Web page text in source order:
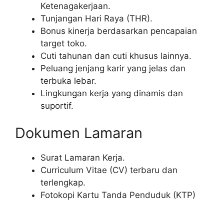
Ketenagakerjaan.
Tunjangan Hari Raya (THR).
Bonus kinerja berdasarkan pencapaian
target toko.
Cuti tahunan dan cuti khusus lainnya.
Peluang jenjang karir yang jelas dan
terbuka lebar.
Lingkungan kerja yang dinamis dan
suportif.
Dokumen Lamaran
Surat Lamaran Kerja.
Curriculum Vitae (CV) terbaru dan
terlengkap.
Fotokopi Kartu Tanda Penduduk (KTP)